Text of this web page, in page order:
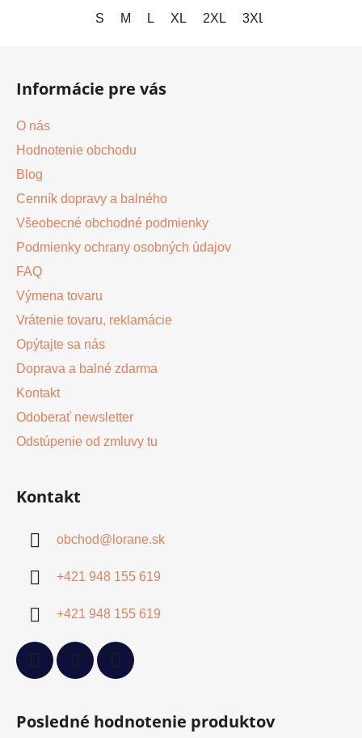
S M L XL 2XL 3XL
Informácie pre vás
O nás
Hodnotenie obchodu
Blog
Cenník dopravy a balného
Všeobecné obchodné podmienky
Podmienky ochrany osobných údajov
FAQ
Výmena tovaru
Vrátenie tovaru, reklamácie
Opýtajte sa nás
Doprava a balné zdarma
Kontakt
Odoberať newsletter
Odstúpenie od zmluvy tu
Kontakt
obchod@ lorane.sk
+421 948 155 619
+421 948 155 619
Posledné hodnotenie produktov